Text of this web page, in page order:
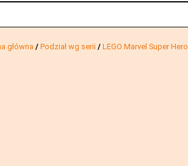
główna / Podział wg serii / LEGO Marvel Super